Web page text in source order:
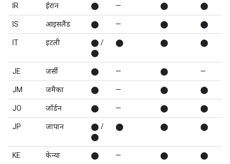
IR ईरान ⬤ — ⬤ ⬤
IS आइसलैंड ⬤ — ⬤ ⬤
IT इटली
⬤ /
⬤
⬤ ⬤ ⬤
JE जर्सी ⬤ — ⬤ —
JM जमैका ⬤ — ⬤ ⬤
JO जॉर्डन ⬤ — ⬤ ⬤
JP जापान
⬤ /
⬤
⬤ ⬤ ⬤
KE केन्या ⬤ — ⬤ ⬤